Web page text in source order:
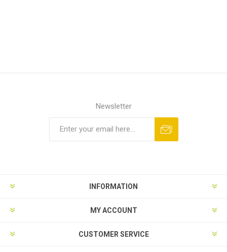
Newsletter
INFORMATION
MY ACCOUNT
CUSTOMER SERVICE